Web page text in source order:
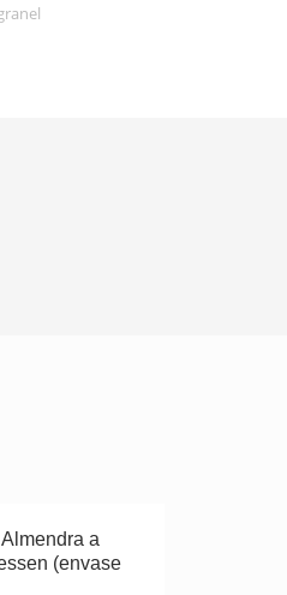
a
(envase